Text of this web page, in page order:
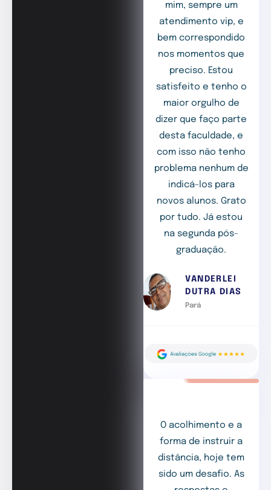
mim, sempre um
atendimento vip, e
bem correspondido
nos momentos que
preciso. Estou
satisfeito e tenho o
maior orgulho de
dizer que faço parte
desta faculdade, e
com isso não tenho
problema nenhum de
indicá-los para
novos alunos. Grato
por tudo. Já estou
na segunda pós-
graduação.
VANDERLEI
DUTRA DIAS
Pará
O acolhimento e a
forma de instruir a
distância, hoje tem
sido um desafio. As